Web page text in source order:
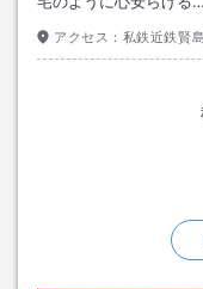
アクセス： 私鉄近鉄賢